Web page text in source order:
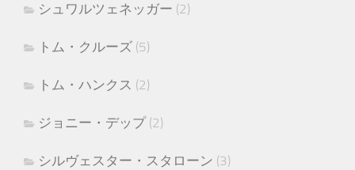
シュワルツェネッガー (2)
トム・クルーズ (5)
トム・ハンクス (2)
ジョニー・デップ(2)
シルヴェスター・スタローン (3)